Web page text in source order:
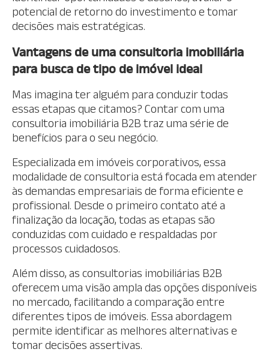
potencial de retorno do investimento e tomar
decisões mais estratégicas.
Vantagens de uma consultoria imobiliária
para busca de tipo de imóvel ideal
Mas imagina ter alguém para conduzir todas
essas etapas que citamos? Contar com uma
consultoria imobiliária B2B traz uma série de
benefícios para o seu negócio.
Especializada em imóveis corporativos, essa
modalidade de consultoria está focada em atender
às demandas empresariais de forma eficiente e
profissional. Desde o primeiro contato até a
finalização da locação, todas as etapas são
conduzidas com cuidado e respaldadas por
processos cuidadosos.
Além disso, as consultorias imobiliárias B2B
oferecem uma visão ampla das opções disponíveis
no mercado, facilitando a comparação entre
diferentes tipos de imóveis. Essa abordagem
permite identificar as melhores alternativas e
tomar decisões assertivas.